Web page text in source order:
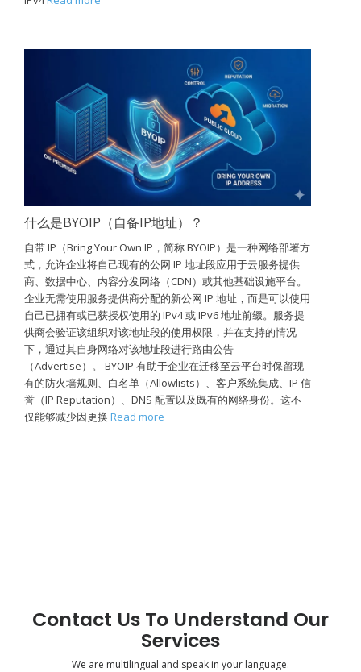
什么是BYOIP（自备IP地址）？
自带 IP（Bring Your Own IP，简称 BYOIP）是一种网络部署方
式，允许企业将自己现有的公网 IP 地址段应用于云服务提供
商、数据中心、内容分发网络（CDN）或其他基础设施平台。
企业无需使用服务提供商分配的新公网 IP 地址，而是可以使用
自己已拥有或已获授权使用的 IPv4 或 IPv6 地址前缀。服务提
供商会验证该组织对该地址段的使用权限，并在支持的情况
下，通过其自身网络对该地址段进行路由公告
（Advertise）。 BYOIP 有助于企业在迁移至云平台时保留现
有的防火墙规则、白名单（Allowlists）、客户系统集成、IP 信
誉（IP Reputation）、DNS 配置以及既有的网络身份。这不
仅能够减少因更换 Read more
Contact Us To Understand Our
Services
We are multilingual and speak in your language.